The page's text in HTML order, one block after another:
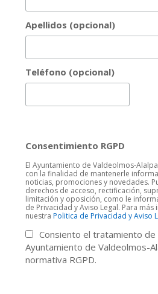
Apellidos (opcional)
Teléfono (opcional)
Consentimiento RGPD
El Ayuntamiento de Valdeolmos-
con la finalidad de mantenerle
noticias, promociones y novedades.
derechos de acceso, rectificación,
limitación y oposición, como le
de Privacidad y Aviso Legal. Para
nuestra Politica de Privacidad y Aviso
Consiento el tratamiento
Ayuntamiento de Valdeolmos-
normativa RGPD.